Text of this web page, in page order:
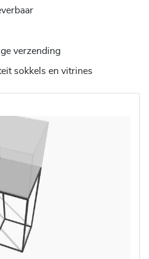
verzending
sokkels en vitrines